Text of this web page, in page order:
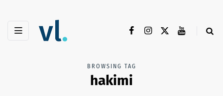
BROWSING TAG
hakimi